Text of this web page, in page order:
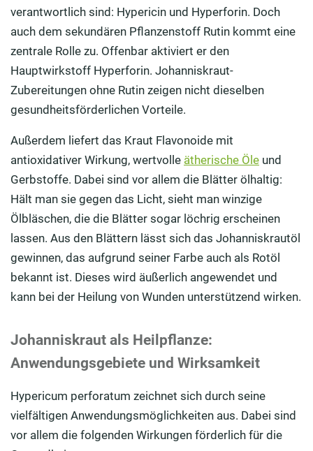
verantwortlich sind: Hypericin und Hyperforin. Doch
auch dem sekundären Pflanzenstoff Rutin kommt eine
zentrale Rolle zu. Offenbar aktiviert er den
Hauptwirkstoff Hyperforin. Johanniskraut-
Zubereitungen ohne Rutin zeigen nicht dieselben
gesundheitsförderlichen Vorteile.
Außerdem liefert das Kraut Flavonoide mit
antioxidativer Wirkung, wertvolle ätherische Öle und
Gerbstoffe. Dabei sind vor allem die Blätter ölhaltig:
Hält man sie gegen das Licht, sieht man winzige
Ölbläschen, die die Blätter sogar löchrig erscheinen
lassen. Aus den Blättern lässt sich das Johanniskrautöl
gewinnen, das aufgrund seiner Farbe auch als Rotöl
bekannt ist. Dieses wird äußerlich angewendet und
kann bei der Heilung von Wunden unterstützend wirken.
Johanniskraut als Heilpflanze:
Anwendungsgebiete und Wirksamkeit
Hypericum perforatum zeichnet sich durch seine
vielfältigen Anwendungsmöglichkeiten aus. Dabei sind
vor allem die folgenden Wirkungen förderlich für die